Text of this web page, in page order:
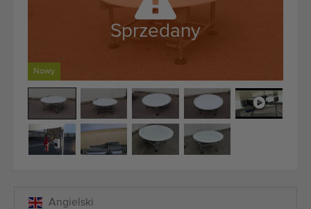
Wykwalifikowany personel
Dostawa na całym świecie
działamy od 1977 roku
Nowy
Sprzedany
Angielski